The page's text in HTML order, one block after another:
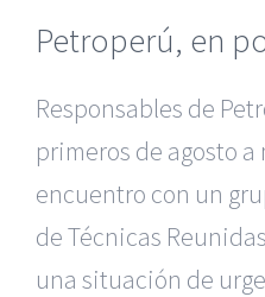
Petroperú, en
Responsables de
primeros de agosto
encuentro con un
de Técnicas
una situación de